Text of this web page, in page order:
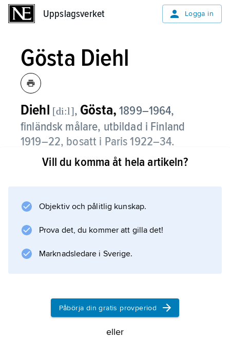
Uppslagsverket Logga in
Gösta Diehl
Diehl [di:l], Gösta, 1899–1964,
finländsk målare, utbildad i Finland
1919–22, bosatt i Paris 1922–34.
Diehl omsatte de starka impulser han fick av
nordisk lyrisk underton. Upplevelser från
”Bomber över byn” (1950).
Vill du komma åt hela artikeln?
Objektiv och pålitlig kunskap.
Prova det, du kommer att gilla det!
Marknadsledare i Sverige.
Påbörja din gratis provperiod
eller